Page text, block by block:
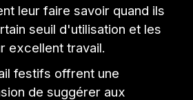
leur faire savoir quand ils
seuil d'utilisation et les
excellent travail.
festifs offrent une
de suggérer aux